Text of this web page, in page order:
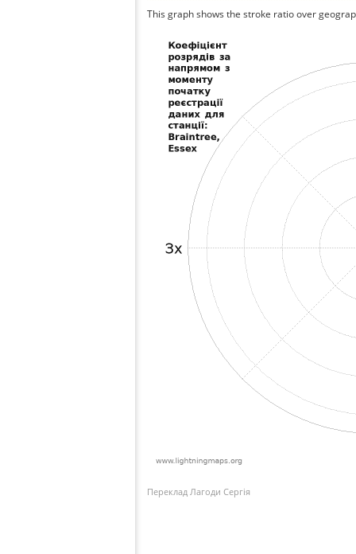
This graph shows the stroke ratio over
Переклад Лагоди Сергія